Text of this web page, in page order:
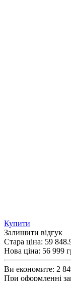
Купити
Залишити відгук
Стара ціна: 59
Нова ціна: 56 999
Ви економите: 2
При оформленні